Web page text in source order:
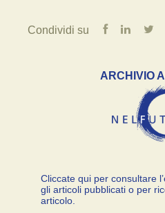
Condividi su
ARCHIVIO
Cliccate qui per consultare
gli articoli pubblicati o per
articolo.